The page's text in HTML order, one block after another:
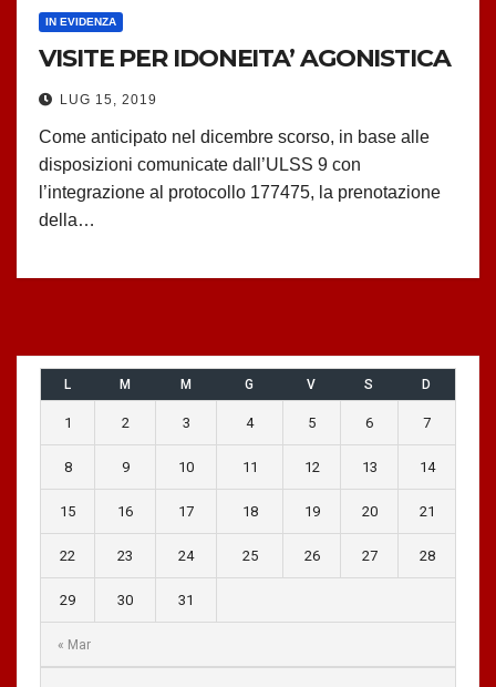
IN EVIDENZA
VISITE PER IDONEITA’ AGONISTICA
LUG 15, 2019
Come anticipato nel dicembre scorso, in base alle
disposizioni comunicate dall’ULSS 9 con
l’integrazione al protocollo 177475, la prenotazione
della…
L M M G V S D
« Mar
1 2 3 4 5 6 7
8 9 10 11 12 13 14
15 16 17 18 19 20 21
22 23 24 25 26 27 28
29 30 31